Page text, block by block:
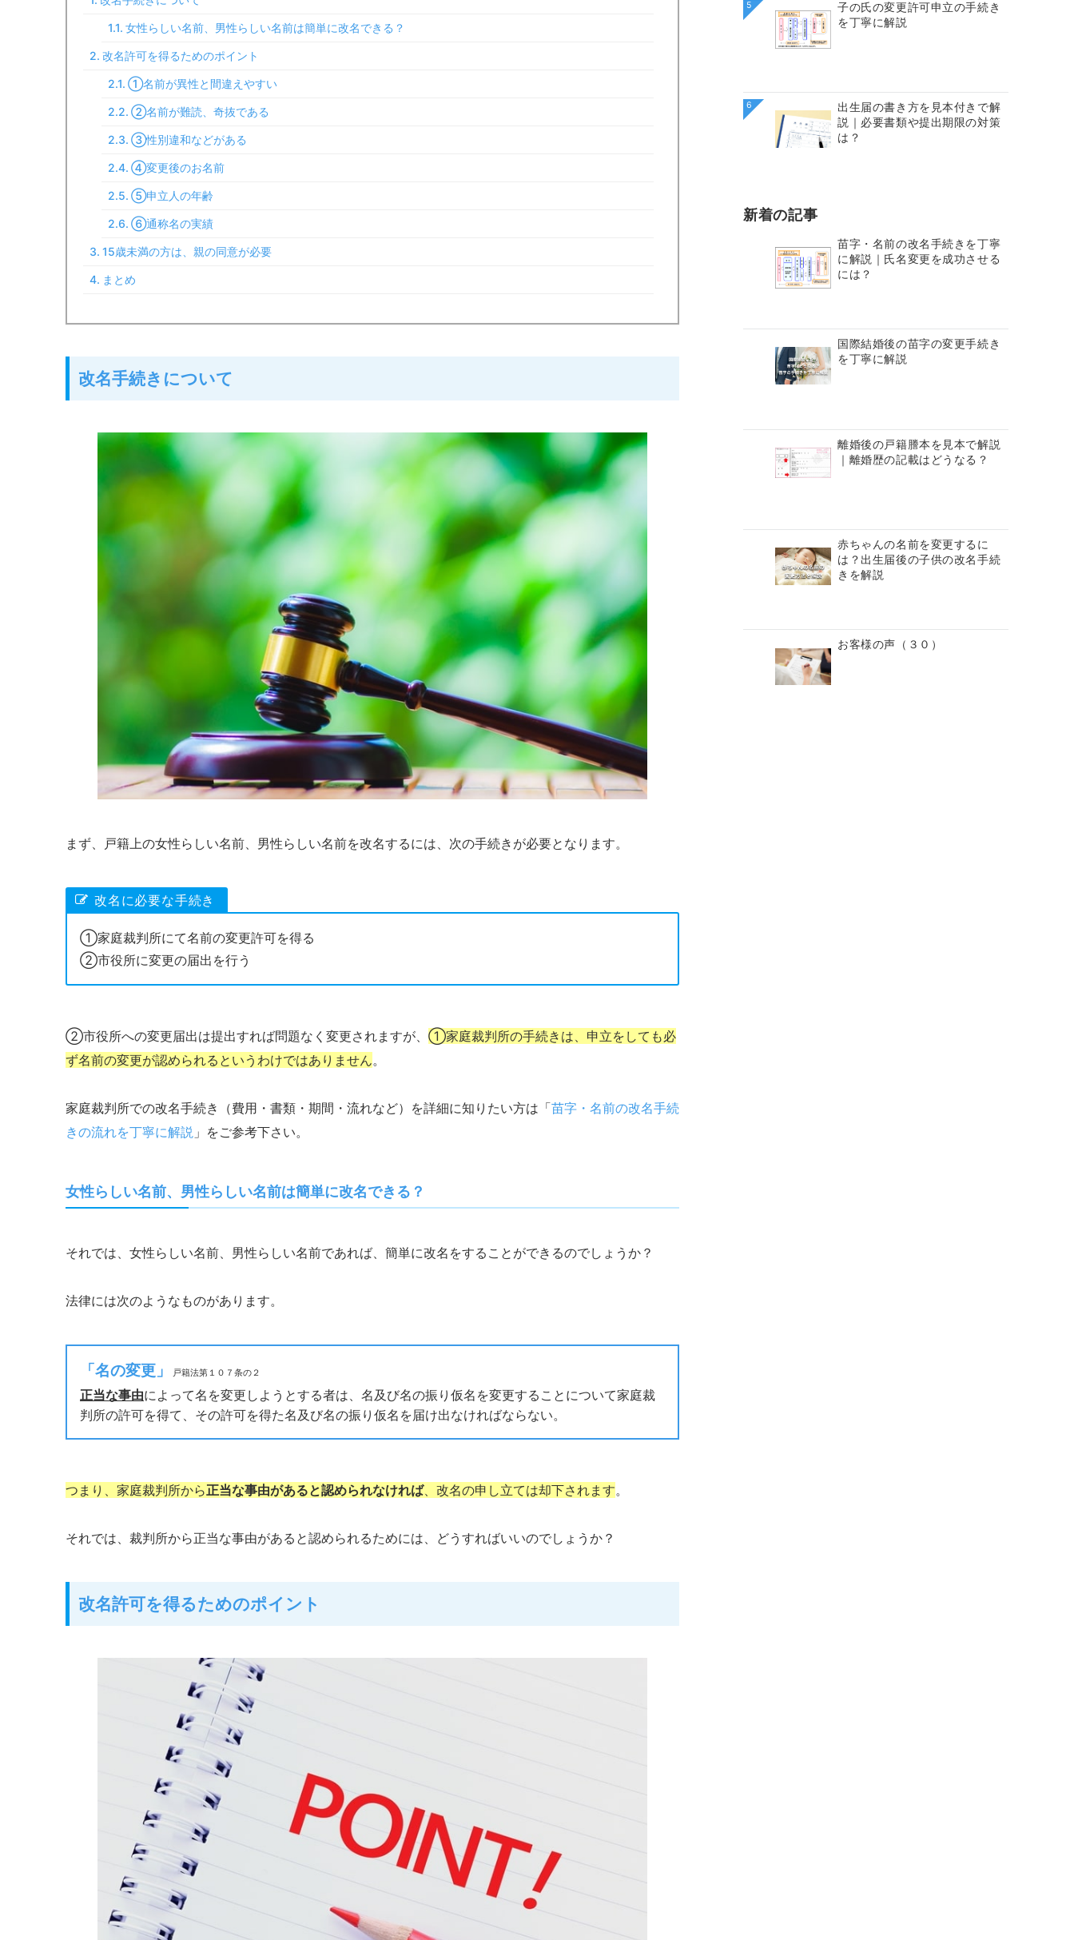
女性らしい名前、男性らしい名前は簡単に改名できる？
改名許可を得るためのポイント
①名前が異性と間違えやすい
②名前が難読、奇抜である
③性別違和などがある
④変更後のお名前
⑤申立人の年齢
⑥通称名の実績
15歳未満の方は、親の同意が必要
まとめ
改名手続きについて
まず、戸籍上の女性らしい名前、男性らしい名前を改名するには、次の手続きが必要となります。
改名に必要な手続き
①家庭裁判所にて名前の変更許可を得る
②市役所に変更の届出を行う
②市役所への変更届出は提出すれば問題なく変更されますが、 ①家庭裁判所の手続きは、申立をしても必
ず名前の変更が認められるというわけではありません。
家庭裁判所での改名手続き（費用・書類・期間・流れなど）を詳細に知りたい方は「苗字・名前の改名手続
きの流れを丁寧に解説 」をご参考下さい。
女性らしい名前、男性らしい名前は簡単に改名できる？
それでは、女性らしい名前、男性らしい名前であれば、簡単に改名をすることができるのでしょうか？
法律には次のようなものがあります。
「名の変更」 戸籍法第１０７条の２
正当な事由によって名を変更しようとする者は、名及び名の振り仮名を変更することについて家庭裁
判所の許可を得て、その許可を得た名及び名の振り仮名を届け出なければならない。
つまり、家庭裁判所から正当な事由があると認められなければ、改名の申し立ては却下されます。
それでは、裁判所から正当な事由があると認められるためには、どうすればいいのでしょうか？
改名許可を得るためのポイント
5
子の氏の変更許可申立の手続き
を丁寧に解説
6
出生届の書き方を見本付きで解
説｜必要書類や提出期限の対策
は？
新着の記事
苗字・名前の改名手続きを丁寧
に解説｜氏名変更を成功させる
には？
国際結婚後の苗字の変更手続き
を丁寧に解説
離婚後の戸籍謄本を見本で解説
｜離婚歴の記載はどうなる？
赤ちゃんの名前を変更するに
は？出生届後の子供の改名手続
きを解説
お客様の声（３０）